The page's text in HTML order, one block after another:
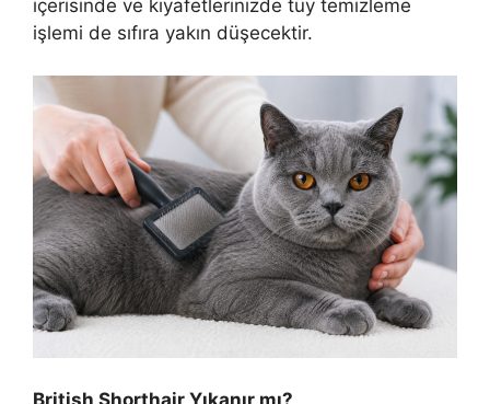
içerisinde ve kıyafetlerinizde tüy temizleme
işlemi de sıfıra yakın düşecektir.
British Shorthair Yıkanır mı?